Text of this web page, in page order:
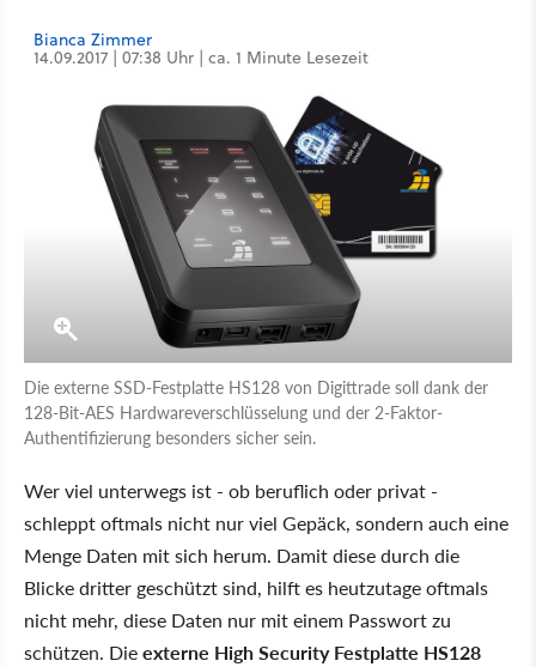
Bianca Zimmer
14.09.2017 | 07:38 Uhr | ca. 1 Minute Lesezeit
Die externe SSD-Festplatte HS128 von Digittrade soll dank der
128-Bit-AES Hardwareverschlüsselung und der 2-Faktor-
Authentifizierung besonders sicher sein.
Wer viel unterwegs ist - ob beruflich oder privat -
schleppt oftmals nicht nur viel Gepäck, sondern auch eine
Menge Daten mit sich herum. Damit diese durch die
Blicke dritter geschützt sind, hilft es heutzutage oftmals
nicht mehr, diese Daten nur mit einem Passwort zu
schützen. Dieexterne High Security Festplatte HS128